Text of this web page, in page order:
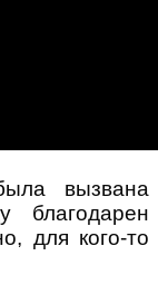
вызвана
благодарен
для кого-то